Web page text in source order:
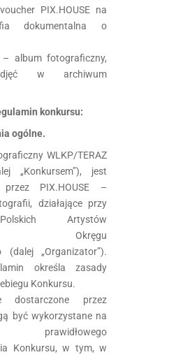
PIX.HOUSE na
dokumentalna o
album fotograficzny,
w archiwum
konkursu:
ogólne.
WLKP/TERAZ
„Konkursem”), jest
przez PIX.HOUSE –
działające przy
Artystów
Okręgu
(dalej „Organizator”).
określa zasady
Konkursu.
dostarczone przez
być wykorzystane na
Konkursu, w tym, w